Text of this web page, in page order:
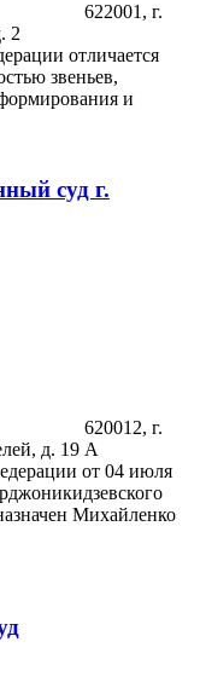
622001, г.
2
отличается
звеньев,
и
суд г.
620012, г.
д. 19 А
от 04 июля
Михайленко